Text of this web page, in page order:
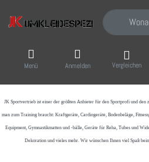
Geben Sie
Menü Anmelden Vergleichen
JK Sportvertrieb ist einer der größten Anbieter für den Sportprofi und den
man zum Training braucht: Kraftgeräte, Cardiogeräte, Bodenbeläge,
Equipment, Gymnastikmatten und -bälle, Geräte für Reha, Tubes und
Dekoration und vieles mehr. Wir wünschen Ihnen viel Spaß